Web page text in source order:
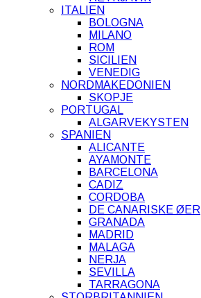
ITALIEN
BOLOGNA
MILANO
ROM
SICILIEN
VENEDIG
NORDMAKEDONIEN
SKOPJE
PORTUGAL
ALGARVEKYSTEN
SPANIEN
ALICANTE
AYAMONTE
BARCELONA
CADIZ
CORDOBA
DE CANARISKE ØER
GRANADA
MADRID
MALAGA
NERJA
SEVILLA
TARRAGONA